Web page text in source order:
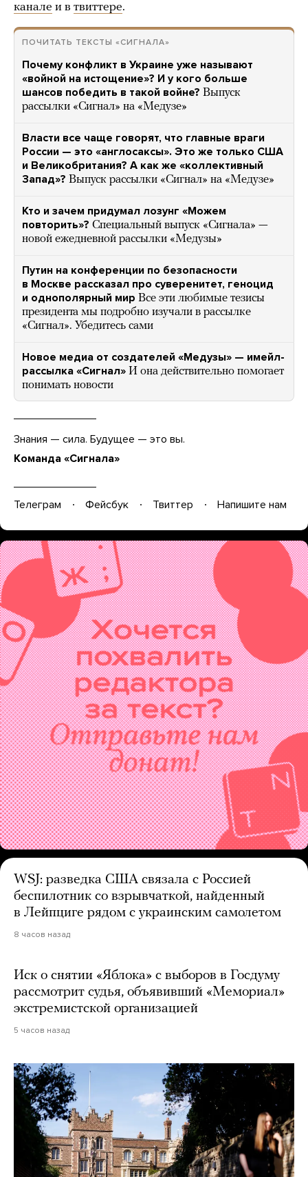
канале и в твиттере.
ПОЧИТАТЬ ТЕКСТЫ «СИГНАЛА»
Почему конфликт в Украине уже называют
«войной на истощение»? И у кого больше
шансов победить в такой войне? Выпуск
рассылки «Сигнал» на «Медузе»
Власти все чаще говорят, что главные враги
России — это «англосаксы». Это же только США
и Великобритания? А как же «коллективный
Запад»? Выпуск рассылки «Сигнал» на «Медузе»
Кто и зачем придумал лозунг «Можем
повторить»? Специальный выпуск «Сигнала» —
новой ежедневной рассылки «Медузы»
Путин на конференции по безопасности
в Москве рассказал про суверенитет, геноцид
и однополярный мир Все эти любимые тезисы
президента мы подробно изучали в рассылке
«Сигнал». Убедитесь сами
Новое медиа от создателей «Медузы» — имейл-
рассылка «Сигнал» И она действительно помогает
понимать новости
Знания — сила. Будущее — это вы.
Команда «Сигнала»
Телеграм Фейсбук Твиттер Напишите нам
WSJ: разведка США связала с Россией
беспилотник со взрывчаткой, найденный
в Лейпциге рядом с украинским самолетом
8 часов назад
Иск о снятии «Яблока» с выборов в Госдуму
рассмотрит судья, объявивший «Мемориал»
экстремистской организацией
5 часов назад